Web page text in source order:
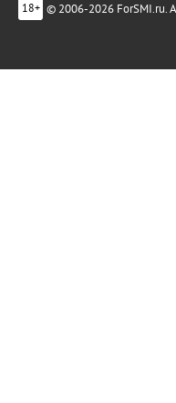
18+ © 2006-2026 ForSMI.ru.